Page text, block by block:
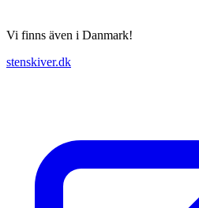
Vi finns även i Danmark!
stenskiver.dk